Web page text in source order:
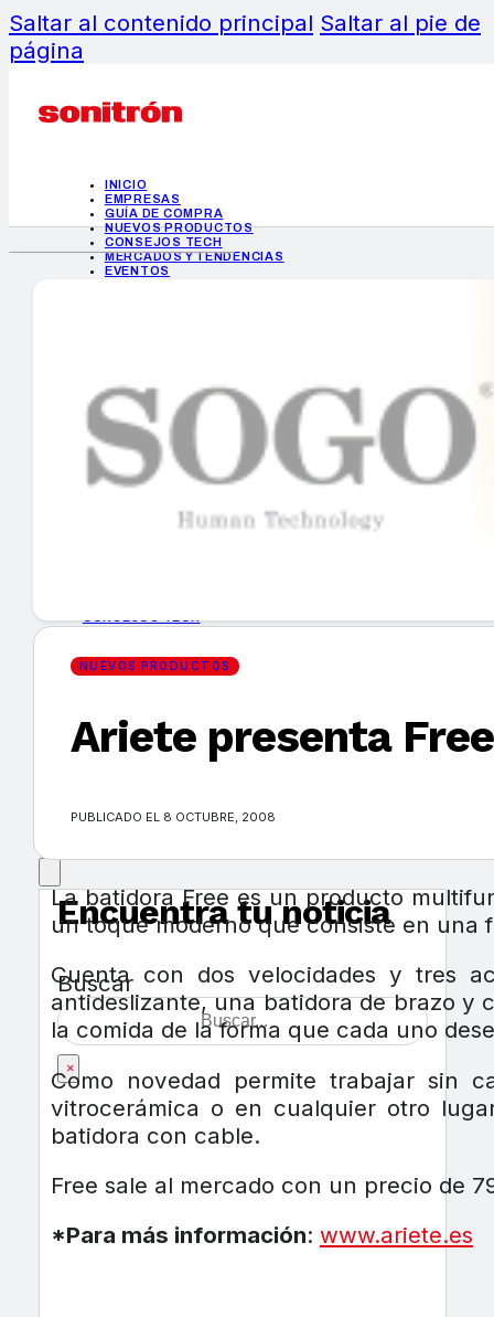
Saltar al contenido principal Saltar al pie de
página
INICIO
EMPRESAS
GUÍA DE COMPRA
NUEVOS PRODUCTOS
CONSEJOS TECH
MERCADOS Y TENDENCIAS
EVENTOS
INICIO
EMPRESAS
GUÍA DE COMPRA
MERCADOS Y TENDENCIAS
EVENTOS
Encuentra tu noticia
Buscar
×
NUEVOS PRODUCTOS
Ariete presenta
PUBLICADO EL 8 OCTUBRE, 2008
La batidora Free es un producto
un toque moderno que consiste en una
Cuenta con dos velocidades y tres
antideslizante, una batidora de brazo y
la comida de la forma que cada uno
Como novedad permite trabajar sin
vitrocerámica o en cualquier otro
batidora con cable.
Free sale al mercado con un precio de
*Para más información: www.ariete.es